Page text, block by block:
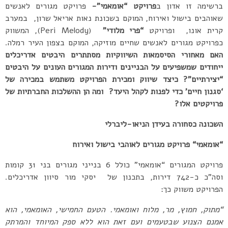
ברשימה זו אדון בפרויקט “אומאמי”- פרויקט מגורים לאנשים
שאוהבים בישול ואירוח, המוקם בשכונת נאות אריאל שרון, במערב
קרית אונו, ופרויקט “פרי מלודי”
(Peri Melody), המשווק
כפרויקט מגורים לאנשים שחיים מוזיקה, המוקם בצפון העיר רמלה.
האם מאחורי הסיסמאות השיווקיות מסתתרים היבטים אדריכלים
ייחודים שמשפיעים על הבניינים ודירות המגורים העונים על היבטים
“יצירתיים”? כיצד שיווק ומכירת הפרויקט משתמש במכירה של
‘סגנון חיים’ כדי לפנות לקהל היעד? ומה הן ההשלכות החברתיות של
פרויקטים אלו?
השכונה כסחורה בעידן הניאו-ליברלי
“אומאמי“ פרויקט מגורים לאוהבי בישול ואירוח
פרויקט המגורים “אומאמי” כולל 6 בנייני מגורים בני 31 קומות
וסה”כ כ-742 דירות, בתכנון של יסקי מור סיוון אדריכלים.
הפרויקט משווק כך:
“מתוק,חמוץ,מר,מלוח ואומאמי.הטעם החמישי,האומאמי, הוא
אמנם הצנוע שבטעמים ועם זאת הוא ללא ספק המיוחד והמרתק